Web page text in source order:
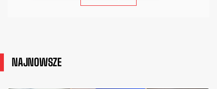
NAJNOWSZE